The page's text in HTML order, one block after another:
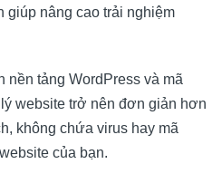
giúp nâng cao trải nghiệm
nền tảng WordPress và mã
website trở nên đơn giản hơn
không chứa virus hay mã
của bạn.